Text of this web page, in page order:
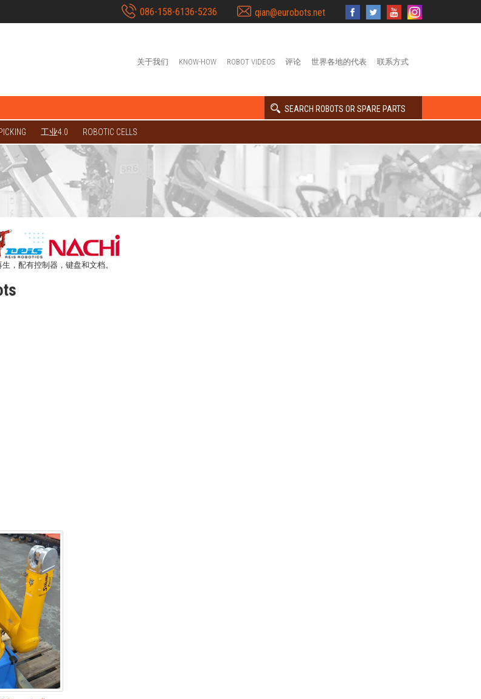
086-158-6136-5236 qian@eurobots.net
关于我们 KNOW-HOW ROBOT VIDEOS 评论 世界各地的代表 联系方式
SEARCH ROBOTS OR SPARE PARTS
工业4.0 ROBOTIC CELLS
，配有控制器，键盘和文档。